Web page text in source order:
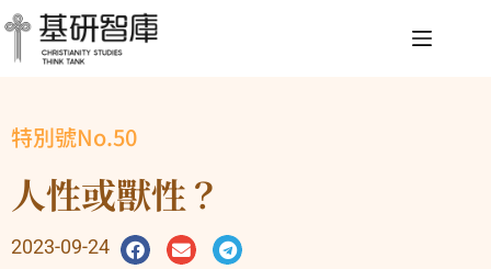
特別號No.50
人性或獸性？
2023-09-24